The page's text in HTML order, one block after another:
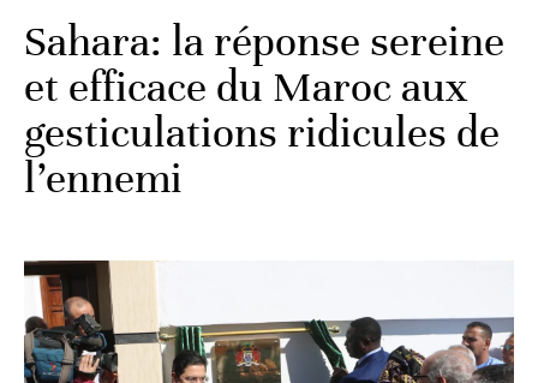
Sahara: la réponse sereine
et efficace du Maroc aux
gesticulations ridicules de
l’ennemi